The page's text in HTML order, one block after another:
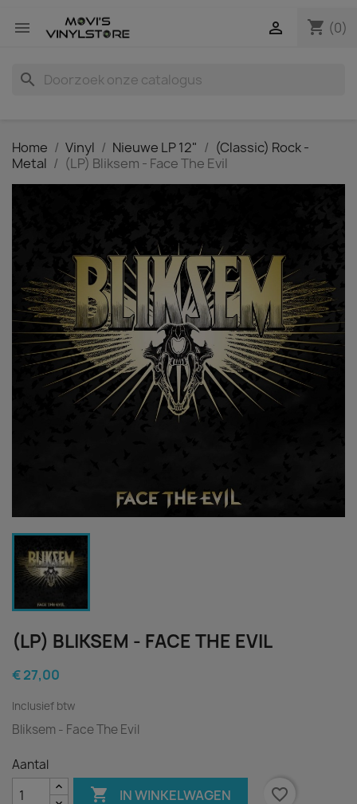
 shopping_cart (0)

search
Home Vinyl Nieuwe LP 12"
(Classic) Rock -
Metal
(LP) Bliksem - Face The Evil
(LP) BLIKSEM - FACE THE EVIL
€ 27,00
Inclusief btw
Bliksem - Face The Evil
Aantal
 IN WINKELWAGEN
favorite_border